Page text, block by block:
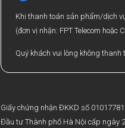
Khi thanh toán sản phẩm/dịch
(đơn vị nhận: FPT Telecom hoặc
Quý khách vui lòng không
Giấy chứng nhận ĐKKD số
Đầu tư Thành phố Hà Nội cấp ngày